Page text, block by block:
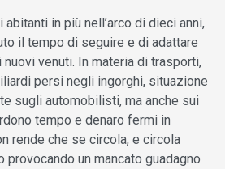
in più nell’arco di dieci anni,
il tempo di seguire e di adattare
venuti. In materia di trasporti,
persi negli ingorghi, situazione
sugli automobilisti, ma anche sui
tempo e denaro fermi in
rende che se circola, e circola
provocando un mancato guadagno